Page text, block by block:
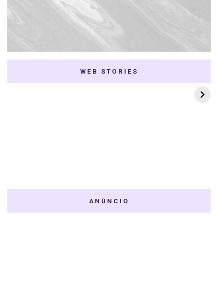
WEB STORIES
7 K-dramas Enemies
to Lovers
Thai Dramas com
First e Khaotung
ANÚNCIO